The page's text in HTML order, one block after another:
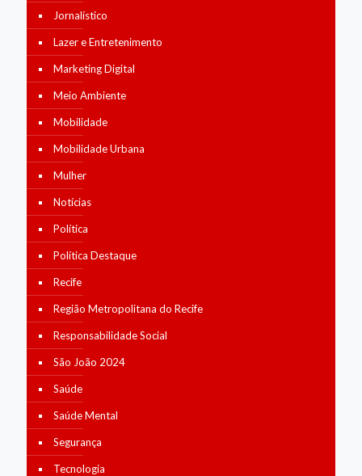
Jornalístico
Lazer e Entretenimento
Marketing Digital
Meio Ambiente
Mobilidade
Mobilidade Urbana
Mulher
Notícias
Política
Política Destaque
Recife
Região Metropolitana do Recife
Responsabilidade Social
São João 2024
Saúde
Saúde Mental
Segurança
Tecnologia